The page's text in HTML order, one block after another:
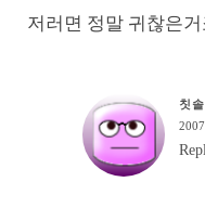
저러면 정말 귀찮은거
칫솔